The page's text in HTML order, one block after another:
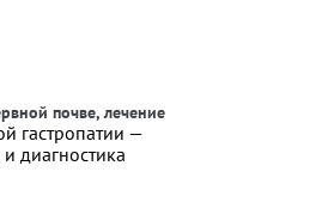
почве, лечение